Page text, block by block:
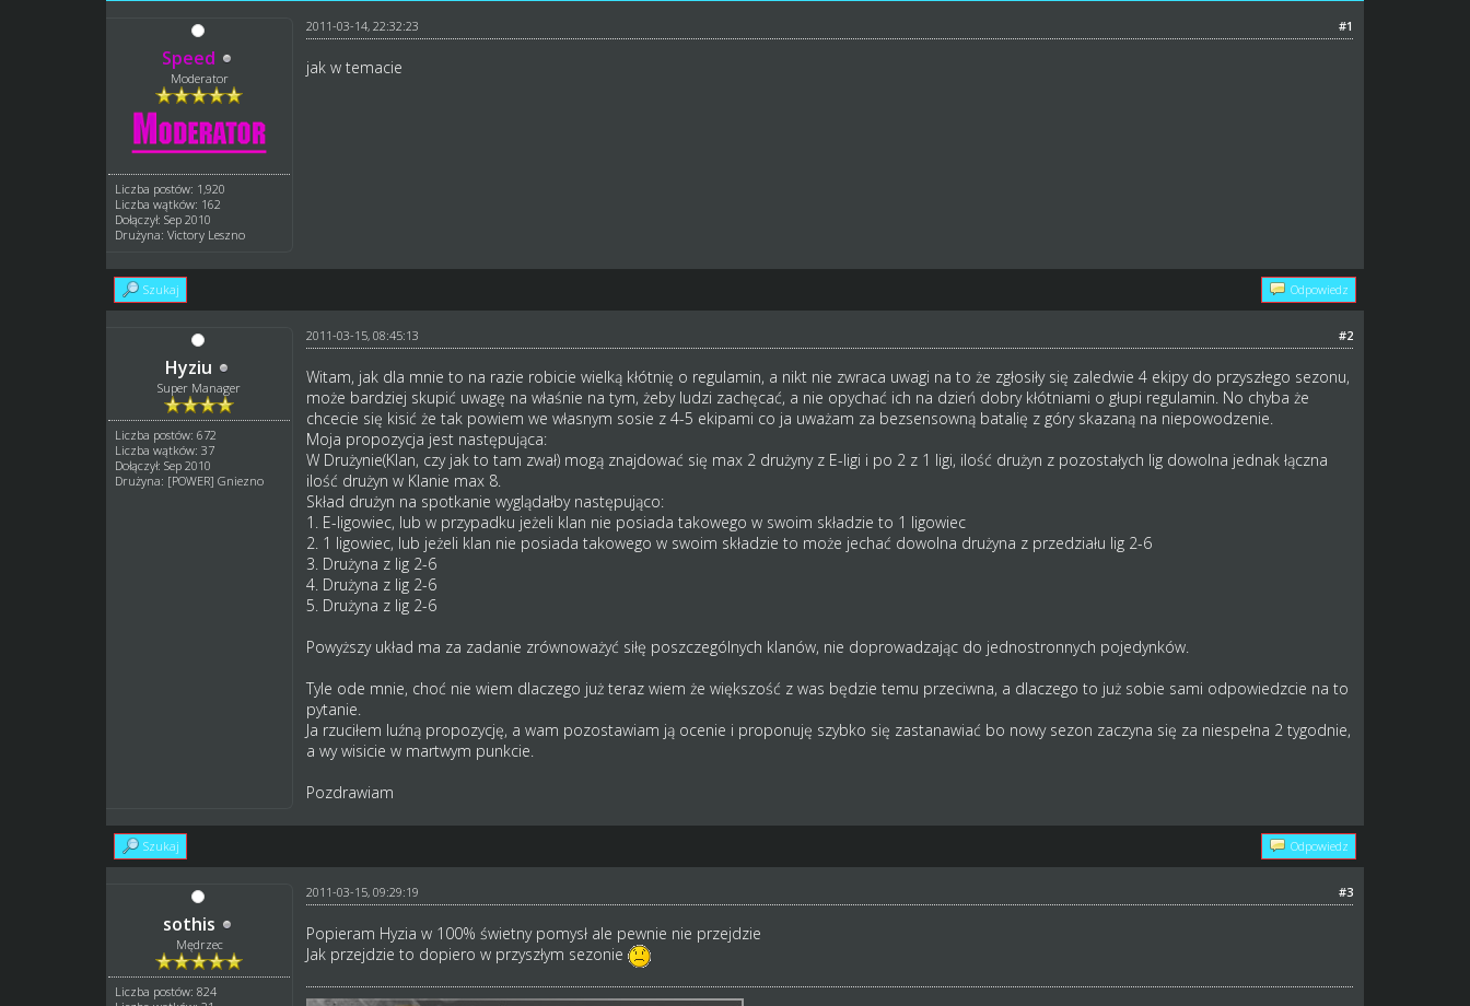
Speed
Moderator
Liczba postów: 1,920
Liczba wątków: 162
Dołączył: Sep 2010
Drużyna: Victory Leszno
#1
2011-03-14, 22:32:23
jak w temacie
Szukaj Odpowiedz
Hyziu
Super Manager
Liczba postów: 672
Liczba wątków: 37
Dołączył: Sep 2010
Drużyna: [POWER] Gniezno
#2
2011-03-15, 08:45:13
Witam, jak dla mnie to na razie robicie wielką kłótnię o regulamin, a nikt nie zwraca uwagi na to że zgłosiły się zaledwie 4 ekipy do przyszłego sezonu,
może bardziej skupić uwagę na właśnie na tym, żeby ludzi zachęcać, a nie opychać ich na dzień dobry kłótniami o głupi regulamin. No chyba że
chcecie się kisić że tak powiem we własnym sosie z 4-5 ekipami co ja uważam za bezsensowną batalię z góry skazaną na niepowodzenie.
Moja propozycja jest następująca:
W Drużynie(Klan, czy jak to tam zwał) mogą znajdować się max 2 drużyny z E-ligi i po 2 z 1 ligi, ilość drużyn z pozostałych lig dowolna jednak łączna
ilość drużyn w Klanie max 8.
Skład drużyn na spotkanie wyglądałby następująco:
1. E-ligowiec, lub w przypadku jeżeli klan nie posiada takowego w swoim składzie to 1 ligowiec
2. 1 ligowiec, lub jeżeli klan nie posiada takowego w swoim składzie to może jechać dowolna drużyna z przedziału lig 2-6
3. Drużyna z lig 2-6
4. Drużyna z lig 2-6
5. Drużyna z lig 2-6
Powyższy układ ma za zadanie zrównoważyć siłę poszczególnych klanów, nie doprowadzając do jednostronnych pojedynków.
Tyle ode mnie, choć nie wiem dlaczego już teraz wiem że większość z was będzie temu przeciwna, a dlaczego to już sobie sami odpowiedzcie na to
pytanie.
Ja rzuciłem luźną propozycję, a wam pozostawiam ją ocenie i proponuję szybko się zastanawiać bo nowy sezon zaczyna się za niespełna 2 tygodnie,
a wy wisicie w martwym punkcie.
Pozdrawiam
Szukaj Odpowiedz
sothis
Mędrzec
Liczba postów: 824
#3
2011-03-15, 09:29:19
Popieram Hyzia w 100% świetny pomysł ale pewnie nie przejdzie
Jak przejdzie to dopiero w przyszłym sezonie